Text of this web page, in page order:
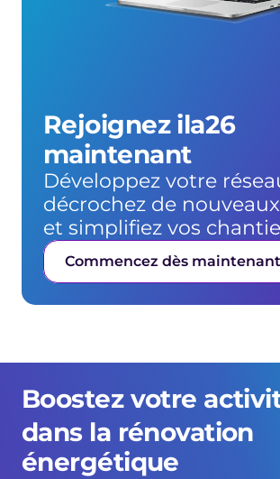
Rejoignez ila26
maintenant
Développez votre
décrochez de
et simplifiez vos
Commencez dès
Boostez votre
dans la rénovation
énergétique